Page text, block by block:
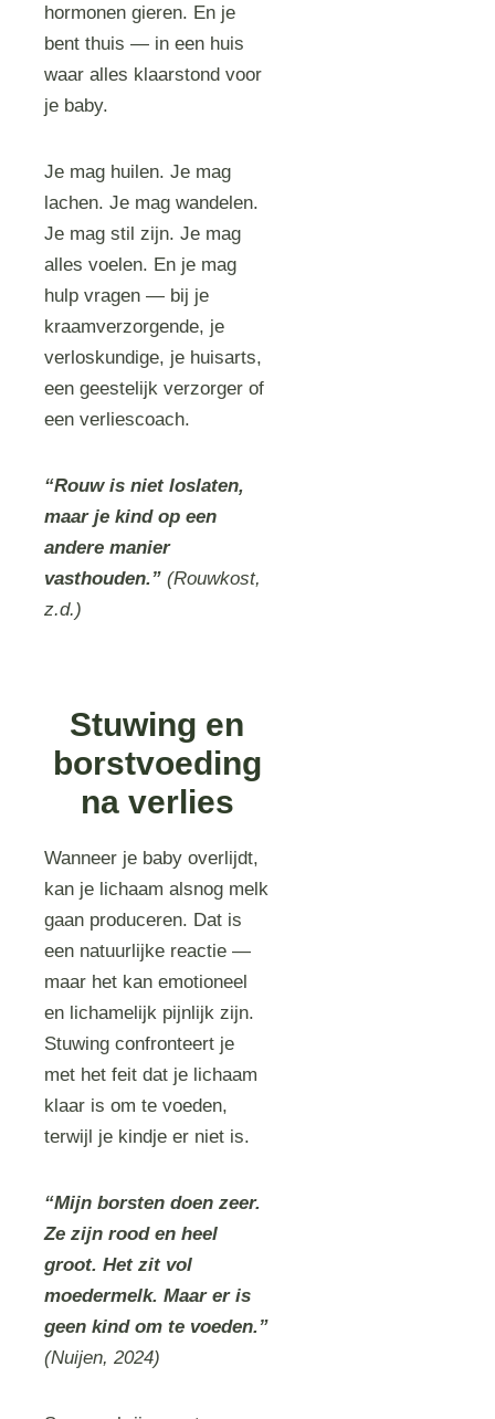
hormonen gieren. En je
bent thuis — in een huis
waar alles klaarstond voor
je baby.
Je mag huilen. Je mag
lachen. Je mag wandelen.
Je mag stil zijn. Je mag
alles voelen. En je mag
hulp vragen — bij je
kraamverzorgende, je
verloskundige, je huisarts,
een geestelijk verzorger of
een verliescoach.
“Rouw is niet loslaten,
maar je kind op een
andere manier
vasthouden.” (Rouwkost,
z.d.)
Stuwing en
borstvoeding
na verlies
Wanneer je baby overlijdt,
kan je lichaam alsnog melk
gaan produceren. Dat is
een natuurlijke reactie —
maar het kan emotioneel
en lichamelijk pijnlijk zijn.
Stuwing confronteert je
met het feit dat je lichaam
klaar is om te voeden,
terwijl je kindje er niet is.
“Mijn borsten doen zeer.
Ze zijn rood en heel
groot. Het zit vol
moedermelk. Maar er is
geen kind om te voeden.”
(Nuijen, 2024)